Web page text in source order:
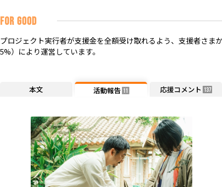
FOR GOOD
プロジェクト実行者が支援金を全額受け取れるよう、支援者さま
5%）により運営しています。
本文 活動報告 11 応援コメント 137